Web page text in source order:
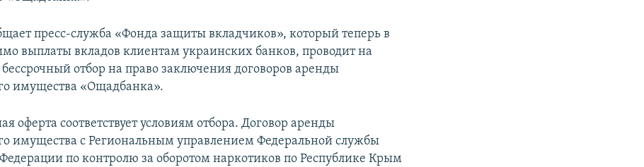
пресс-служба «Фонда защиты вкладчиков», который теперь в
выплаты вкладов клиентам украинских банков, проводит на
бессрочный отбор на право заключения договоров аренды
имущества «Ощадбанка».
оферта соответствует условиям отбора. Договор аренды
имущества с Региональным управлением Федеральной службы
по контролю за оборотом наркотиков по Республике Крым